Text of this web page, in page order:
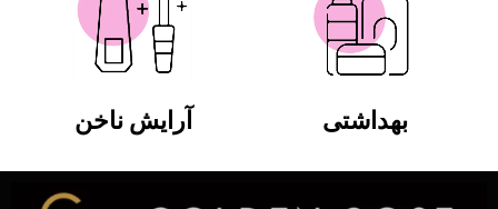
بهداشتی آرایش ناخن